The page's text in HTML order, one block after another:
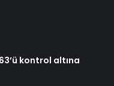
kontrol altına